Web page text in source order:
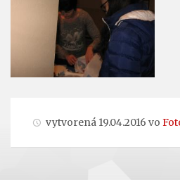
vytvorená 19.04.2016 vo